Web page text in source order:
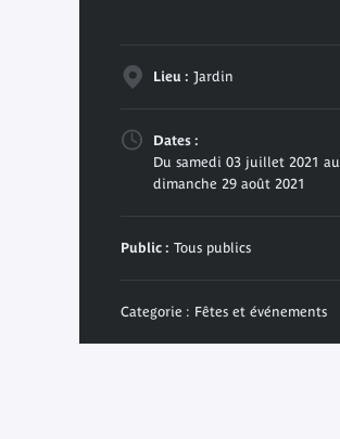
Lieu : Jardin
Dates :
Du samedi 03 juillet 2021 au
dimanche 29 août 2021
Public : Tous publics
Categorie : Fêtes et événements